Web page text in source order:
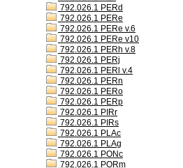
792.026.1 PERd
792.026.1 PERe
792.026.1 PERe v.6
792.026.1 PERe v10
792.026.1 PERh v.8
792.026.1 PERj
792.026.1 PERl v.4
792.026.1 PERn
792.026.1 PERo
792.026.1 PERp
792.026.1 PIRr
792.026.1 PIRs
792.026.1 PLAc
792.026.1 PLAg
792.026.1 PONc
792.026.1 PORm